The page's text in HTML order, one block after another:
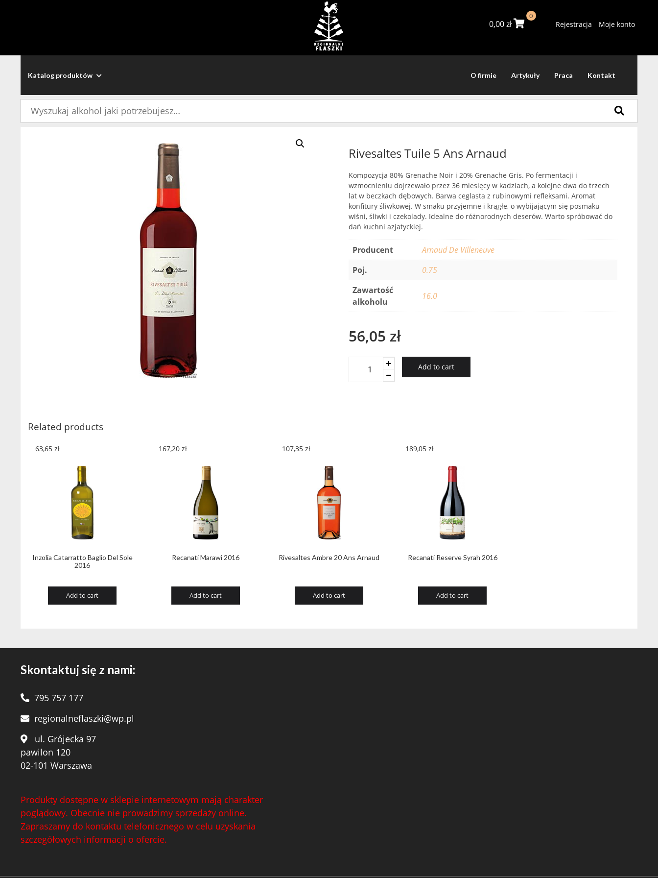
0,00zł
0
Rejestracja Moje konto
Katalog produktów O firmie Artykuły Praca Kontakt
Rivesaltes Tuile 5 Ans Arnaud
Kompozycja 80% Grenache Noir i 20% Grenache Gris. Po fermentacji i
wzmocnieniu dojrzewało przez 36 miesięcy w kadziach, a kolejne dwa do trzech
lat w beczkach dębowych. Barwa ceglasta z rubinowymi refleksami. Aromat
konfitury śliwkowej. W smaku przyjemne i krągłe, o wybijającym się posmaku
wiśni, śliwki i czekolady. Idealne do różnorodnych deserów. Warto spróbować do
dań kuchni azjatyckiej.
Producent
Arnaud De Villeneuve
Poj.
0.75
Zawartość
alkoholu
16.0
56,05 zł
Add to cart
Related products
Inzolia Catarratto Baglio Del Sole
2016
63,65 zł
Add to cart
Recanati Marawi 2016
167,20 zł
Add to cart
Rivesaltes Ambre 20 Ans Arnaud
107,35 zł
Add to cart
Recanati Reserve Syrah 2016
189,05 zł
Add to cart
Skontaktuj się z nami:
795 757 177
regionalneflaszki@wp.pl
ul. Grójecka 97
pawilon 120
02-101 Warszawa
Produkty dostępne w sklepie internetowym mają charakter
poglądowy. Obecnie nie prowadzimy sprzedaży online.
Zapraszamy do kontaktu telefonicznego w celu uzyskania
szczegółowych informacji o ofercie.